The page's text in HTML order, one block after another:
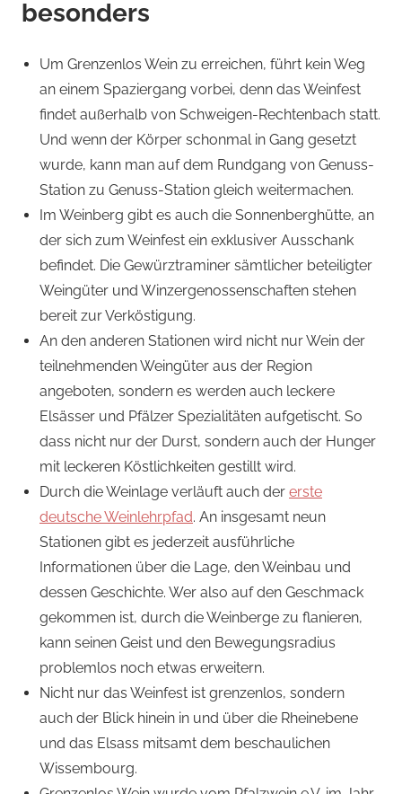
besonders
Um Grenzenlos Wein zu erreichen, führt kein Weg
an einem Spaziergang vorbei, denn das Weinfest
findet außerhalb von Schweigen-Rechtenbach statt.
Und wenn der Körper schonmal in Gang gesetzt
wurde, kann man auf dem Rundgang von Genuss-
Station zu Genuss-Station gleich weitermachen.
Im Weinberg gibt es auch die Sonnenberghütte, an
der sich zum Weinfest ein exklusiver Ausschank
befindet. Die Gewürztraminer sämtlicher beteiligter
Weingüter und Winzergenossenschaften stehen
bereit zur Verköstigung.
An den anderen Stationen wird nicht nur Wein der
teilnehmenden Weingüter aus der Region
angeboten, sondern es werden auch leckere
Elsässer und Pfälzer Spezialitäten aufgetischt. So
dass nicht nur der Durst, sondern auch der Hunger
mit leckeren Köstlichkeiten gestillt wird.
Durch die Weinlage verläuft auch der erste
deutsche Weinlehrpfad. An insgesamt neun
Stationen gibt es jederzeit ausführliche
Informationen über die Lage, den Weinbau und
dessen Geschichte. Wer also auf den Geschmack
gekommen ist, durch die Weinberge zu flanieren,
kann seinen Geist und den Bewegungsradius
problemlos noch etwas erweitern.
Nicht nur das Weinfest ist grenzenlos, sondern
auch der Blick hinein in und über die Rheinebene
und das Elsass mitsamt dem beschaulichen
Wissembourg.